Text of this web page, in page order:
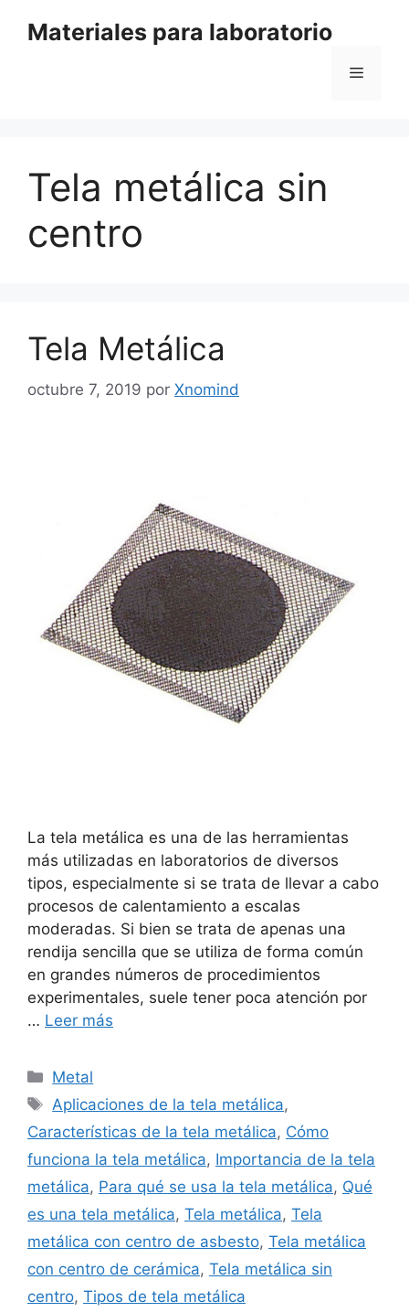
Materiales para laboratorio
Menú
Tela metálica sin
centro
Tela Metálica
octubre 7, 2019 por Xnomind
La tela metálica es una de las herramientas
más utilizadas en laboratorios de diversos
tipos, especialmente si se trata de llevar a cabo
procesos de calentamiento a escalas
moderadas. Si bien se trata de apenas una
rendija sencilla que se utiliza de forma común
en grandes números de procedimientos
experimentales, suele tener poca atención por
… Leer más
Categorías
Metal
Etiquetas
Aplicaciones de la tela metálica,
Características de la tela metálica, Cómo
funciona la tela metálica, Importancia de la tela
metálica, Para qué se usa la tela metálica, Qué
es una tela metálica, Tela metálica, Tela
metálica con centro de asbesto, Tela metálica
con centro de cerámica, Tela metálica sin
centro, Tipos de tela metálica